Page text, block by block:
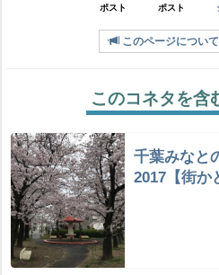
ポスト ポスト
このページについ
このコネタを含
千葉みなと
2017【街か